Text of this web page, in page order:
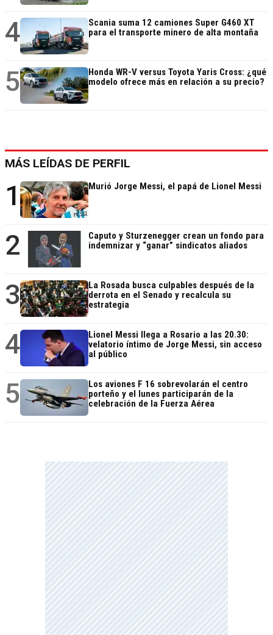
4
Scania suma 12 camiones Super G460 XT
para el transporte minero de alta montaña
5
Honda WR-V versus Toyota Yaris Cross: ¿qué
modelo ofrece más en relación a su precio?
MÁS LEÍDAS DE PERFIL
1 Murió Jorge Messi, el papá de Lionel Messi
2
Caputo y Sturzenegger crean un fondo para
indemnizar y “ganar” sindicatos aliados
3
La Rosada busca culpables después de la
derrota en el Senado y recalcula su
estrategia
4
Lionel Messi llega a Rosario a las 20.30:
velatorio íntimo de Jorge Messi, sin acceso
al público
5
Los aviones F 16 sobrevolarán el centro
porteño y el lunes participarán de la
celebración de la Fuerza Aérea